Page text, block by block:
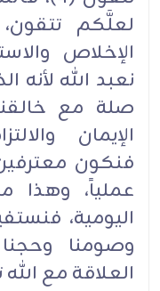
لعلَّكم
الإخلاص
نعبد الله لأنه
صلة مع
الإيمان
فنكون
عملياً، وهذا
اليومية،
وصومنا
العلاقة مع الله